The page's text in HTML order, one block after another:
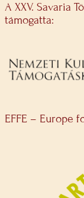
A XXV. Savaria
támogatta:
EFFE – Europe